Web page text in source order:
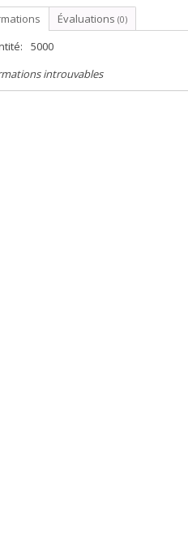
Évaluations (0)
5000
introuvables